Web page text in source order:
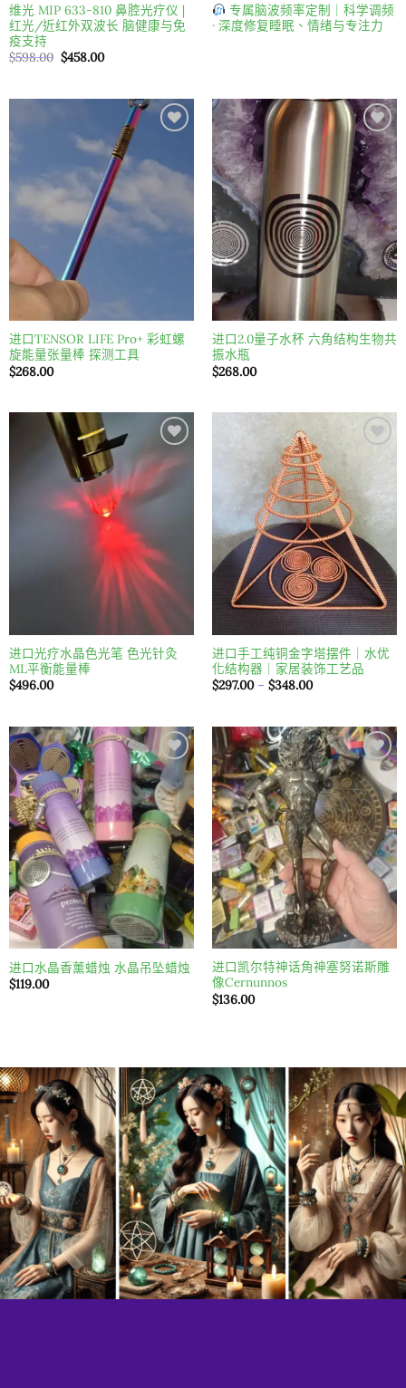
维光 MIP 633-810 鼻腔光疗仪 |
红光/近红外双波长 脑健康与免
疫支持
$598.00 原
始
$598.00。
$458.00目
$458.00。
专属脑波频率定制｜科学调频
· 深度修复睡眠、情绪与专注力
wishlist
进口TENSOR LIFE Pro+ 彩虹螺
旋能量张量棒 探测工具
$268.00
Add to
wishlist
进口2.0量子水杯 六角结构生物共
振水瓶
$268.00
Add to
wishlist
进口光疗水晶色光笔 色光针灸
ML平衡能量棒
$496.00
进口手工纯铜金字塔摆件｜水优
化结构器｜家居装饰工艺品
$297.00 – $348.00價
$297.00
到
$348.00
Add to
wishlist
进口水晶香薰蜡烛 水晶吊坠蜡烛
$119.00
Add to
wishlist
进口凯尔特神话角神塞努诺斯雕
像Cernunnos
$136.00